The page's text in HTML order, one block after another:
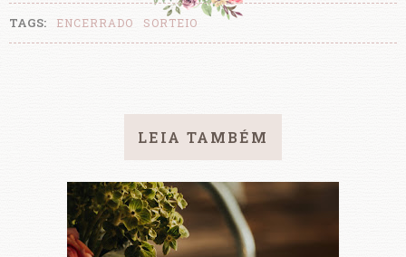
TAGS: ENCERRADO SORTEIO
LEIA TAMBÉM